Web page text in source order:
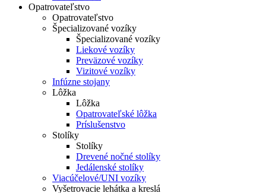
Opatrovateľstvo
Opatrovateľstvo
Špecializované vozíky
Špecializované vozíky
Liekové vozíky
Preväzové vozíky
Vizitové vozíky
Infúzne stojany
Lôžka
Lôžka
Opatrovateľské lôžka
Príslušenstvo
Stolíky
Stolíky
Drevené nočné stolíky
Jedálenské stolíky
Viacúčelové/UNI vozíky
Vyšetrovacie lehátka a kreslá